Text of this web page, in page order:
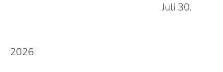
Juli 30,
2026